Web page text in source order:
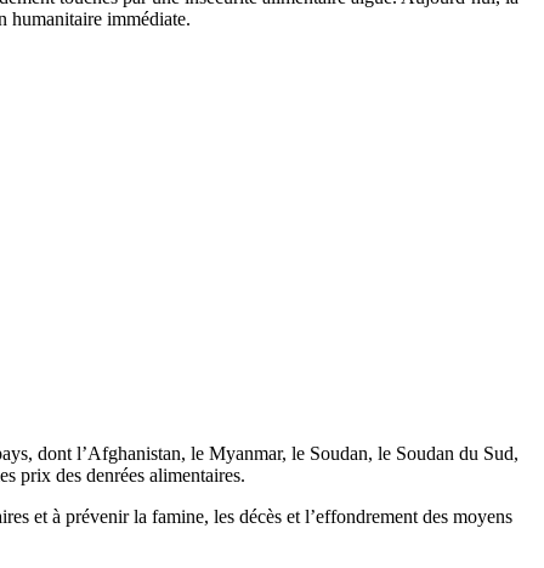
humanitaire immédiate.
dont l’Afghanistan, le Myanmar, le Soudan, le Soudan du Sud,
prix des denrées alimentaires.
et à prévenir la famine, les décès et l’effondrement des moyens